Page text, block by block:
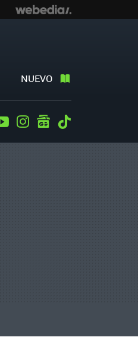
NUEVO
YoutubeInstagramgooglenews